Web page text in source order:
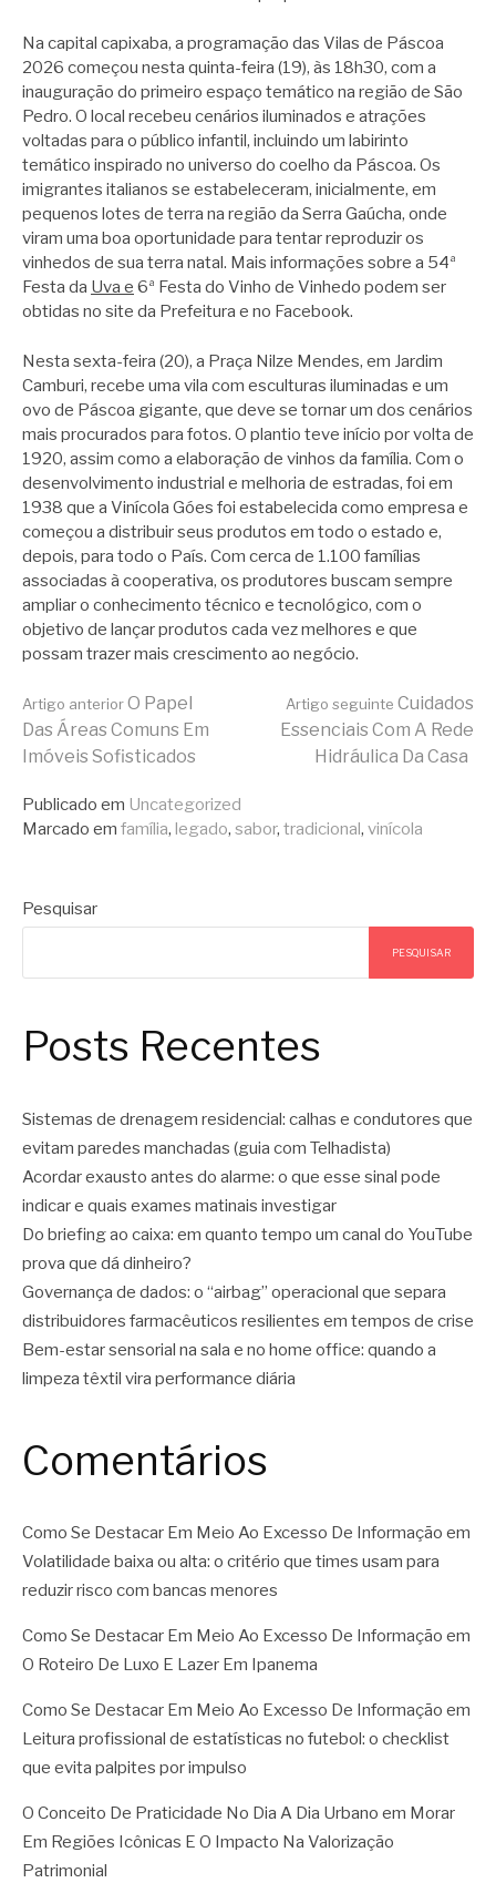
Na capital capixaba, a programação das Vilas de Páscoa
2026 começou nesta quinta-feira (19), às 18h30, com a
inauguração do primeiro espaço temático na região de São
Pedro. O local recebeu cenários iluminados e atrações
voltadas para o público infantil, incluindo um labirinto
temático inspirado no universo do coelho da Páscoa. Os
imigrantes italianos se estabeleceram, inicialmente, em
pequenos lotes de terra na região da Serra Gaúcha, onde
viram uma boa oportunidade para tentar reproduzir os
vinhedos de sua terra natal. Mais informações sobre a 54ª
Festa da Uva e 6ª Festa do Vinho de Vinhedo podem ser
obtidas no site da Prefeitura e no Facebook.
Nesta sexta-feira (20), a Praça Nilze Mendes, em Jardim
Camburi, recebe uma vila com esculturas iluminadas e um
ovo de Páscoa gigante, que deve se tornar um dos cenários
mais procurados para fotos. O plantio teve início por volta de
1920, assim como a elaboração de vinhos da família. Com o
desenvolvimento industrial e melhoria de estradas, foi em
1938 que a Vinícola Góes foi estabelecida como empresa e
começou a distribuir seus produtos em todo o estado e,
depois, para todo o País. Com cerca de 1.100 famílias
associadas à cooperativa, os produtores buscam sempre
ampliar o conhecimento técnico e tecnológico, com o
objetivo de lançar produtos cada vez melhores e que
possam trazer mais crescimento ao negócio.
Continue
lendo
Artigo anteriorO Papel
Das Áreas Comuns Em
Imóveis Sofisticados
Artigo seguinte Cuidados
Essenciais Com A Rede
Hidráulica Da Casa
Publicado em Uncategorized
Marcado em família, legado, sabor, tradicional , vinícola
Pesquisar
PESQUISAR
Posts Recentes
Sistemas de drenagem residencial: calhas e condutores que
evitam paredes manchadas (guia com Telhadista)
Acordar exausto antes do alarme: o que esse sinal pode
indicar e quais exames matinais investigar
Do briefing ao caixa: em quanto tempo um canal do YouTube
prova que dá dinheiro?
Governança de dados: o “airbag” operacional que separa
distribuidores farmacêuticos resilientes em tempos de crise
Bem-estar sensorial na sala e no home office: quando a
limpeza têxtil vira performance diária
Comentários
Como Se Destacar Em Meio Ao Excesso De Informação em
Volatilidade baixa ou alta: o critério que times usam para
reduzir risco com bancas menores
Como Se Destacar Em Meio Ao Excesso De Informação em
O Roteiro De Luxo E Lazer Em Ipanema
Como Se Destacar Em Meio Ao Excesso De Informação em
Leitura profissional de estatísticas no futebol: o checklist
que evita palpites por impulso
O Conceito De Praticidade No Dia A Dia Urbano em Morar
Em Regiões Icônicas E O Impacto Na Valorização
Patrimonial